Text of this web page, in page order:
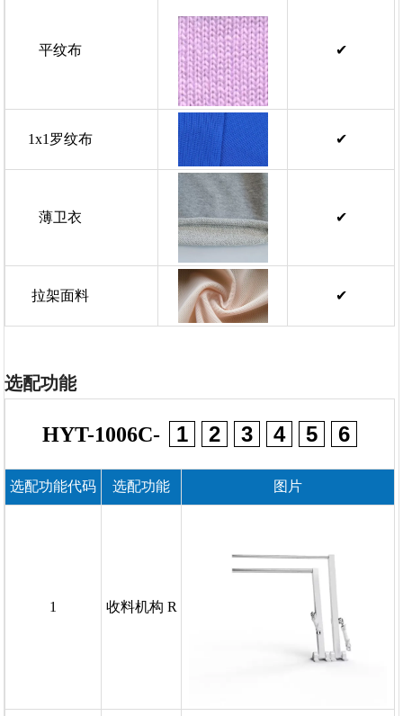
平纹布 ✔
1x1罗纹布 ✔
薄卫衣 ✔
拉架面料 ✔
选配功能
HYT-1006C- 1 2 3 4 5 6
选配功能代码 选配功能 图片
1 收料机构 R